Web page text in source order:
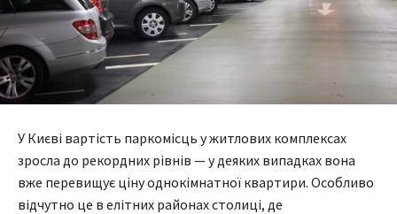
У Києві вартість паркомісць у житлових комплексах
зросла до рекордних рівнів — у деяких випадках вона
вже перевищує ціну однокімнатної квартири. Особливо
відчутно це в елітних районах столиці, де